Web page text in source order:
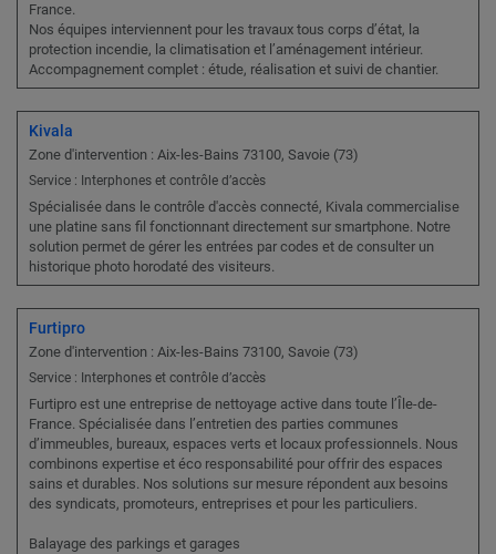
France.
Nos équipes interviennent pour les travaux tous corps d’état, la
protection incendie, la climatisation et l’aménagement intérieur.
Accompagnement complet : étude, réalisation et suivi de chantier.
Kivala
Zone d'intervention : Aix-les-Bains 73100, Savoie (73)
Service : Interphones et contrôle d’accès
Spécialisée dans le contrôle d'accès connecté, Kivala commercialise
une platine sans fil fonctionnant directement sur smartphone. Notre
solution permet de gérer les entrées par codes et de consulter un
historique photo horodaté des visiteurs.
Furtipro
Zone d'intervention : Aix-les-Bains 73100, Savoie (73)
Service : Interphones et contrôle d’accès
Furtipro est une entreprise de nettoyage active dans toute l’Île-de-
France. Spécialisée dans l’entretien des parties communes
d’immeubles, bureaux, espaces verts et locaux professionnels. Nous
combinons expertise et éco responsabilité pour offrir des espaces
sains et durables. Nos solutions sur mesure répondent aux besoins
des syndicats, promoteurs, entreprises et pour les particuliers.
Balayage des parkings et garages